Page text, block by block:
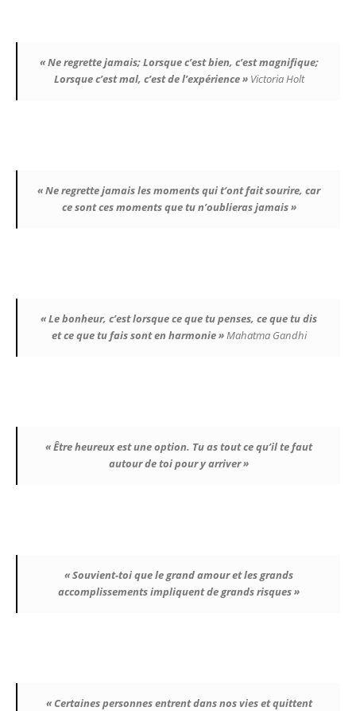
« Ne regrette jamais; Lorsque c’est bien, c’est magnifique;
Lorsque c’est mal, c’est de l’expérience »Victoria Holt
« Ne regrette jamais les moments qui t’ont fait sourire, car
ce sont ces moments que tu n’oublieras jamais »
« Le bonheur, c’est lorsque ce que tu penses, ce que tu dis
et ce que tu fais sont en harmonie »Mahatma Gandhi
« Être heureux est une option. Tu as tout ce qu’il te faut
autour de toi pour y arriver »
« Souvient-toi que le grand amour et les grands
accomplissements impliquent de grands risques »
« Certaines personnes entrent dans nos vies et quittent